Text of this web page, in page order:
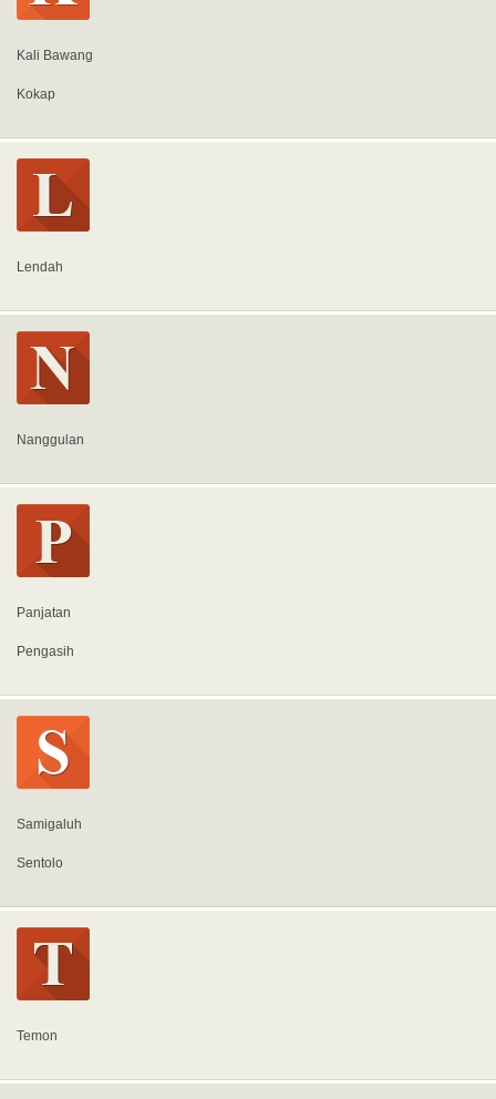
Kali Bawang
Kokap
Lendah
Nanggulan
Panjatan
Pengasih
Samigaluh
Sentolo
Temon